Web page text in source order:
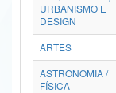
Ministério da Mulher, da
Secretaria de Governo
URBANISMO E
DESIGN
ARTES
ASTRONOMIA /
FÍSICA